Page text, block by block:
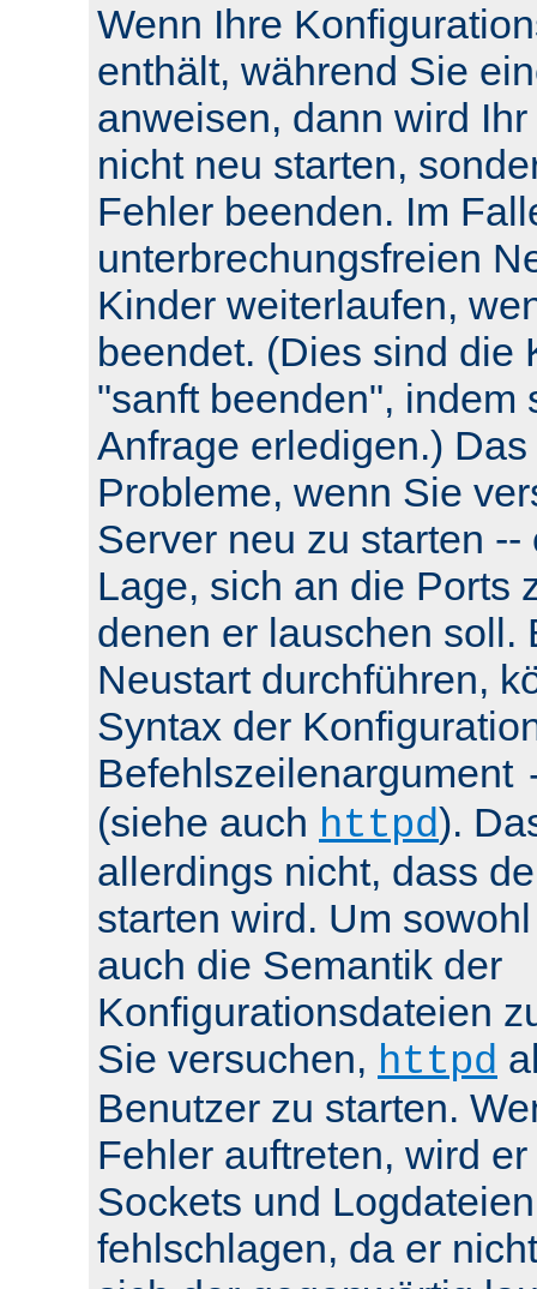
Wenn Ihre
enthält, während Sie
anweisen, dann wird
nicht neu starten,
Fehler beenden. Im
unterbrechungsfreien
Kinder weiterlaufen,
beendet. (Dies sind die
"sanft beenden", indem
Anfrage erledigen.)
Probleme, wenn Sie
Server neu zu starten
Lage, sich an die Ports
denen er lauschen soll.
Neustart durchführen,
Syntax der
Befehlszeilenargument
(siehe auch httpd).
allerdings nicht, dass
starten wird. Um
auch die Semantik der
Konfigurationsdateien
Sie versuchen, httpd
Benutzer zu starten.
Fehler auftreten, wird
Sockets und
fehlschlagen, da er